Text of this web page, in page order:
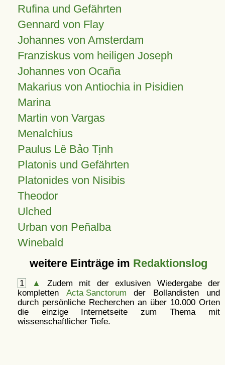
Rufina und Gefährten
Gennard von Flay
Johannes von Amsterdam
Franziskus vom heiligen Joseph
Johannes von Ocaña
Makarius von Antiochia in Pisidien
Marina
Martin von Vargas
Menalchius
Paulus Lê Bảo Tịnh
Platonis und Gefährten
Platonides von Nisibis
Theodor
Ulched
Urban von Peñalba
Winebald
weitere Einträge im Redaktionslog
1 ▲
Zudem mit der exlusiven Wiedergabe der
kompletten Acta Sanctorum der Bollandisten und
durch persönliche Recherchen an über 10.000 Orten
die einzige Internetseite zum Thema mit
wissenschaftlicher Tiefe.